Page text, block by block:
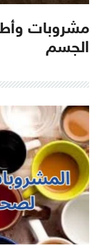
مشروبات
الجسم